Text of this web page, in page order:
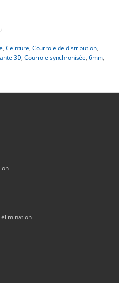
, Ceinture, Courroie de distribution,
3D, Courroie synchronisée, 6mm,
élimination